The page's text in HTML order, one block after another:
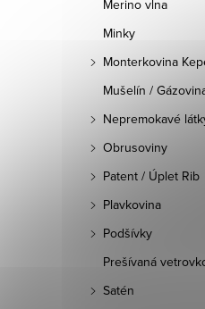
Merino vlna
Minky
Monterkovina
Mušelín /
Nepremokavé
Obrusoviny
Patent / Úplet Rib
Plavkovina
Podšívky
Prešívaná
Satén